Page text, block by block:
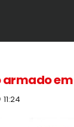
11:24